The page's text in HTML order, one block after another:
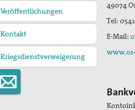
Veröffentlichungen
PaxpOSt
Arbeitshilfe zum Ersten
Weltkrieg
Kontakt
Kriegsdienstverweigerung
49074
Tel:
E-Mail: